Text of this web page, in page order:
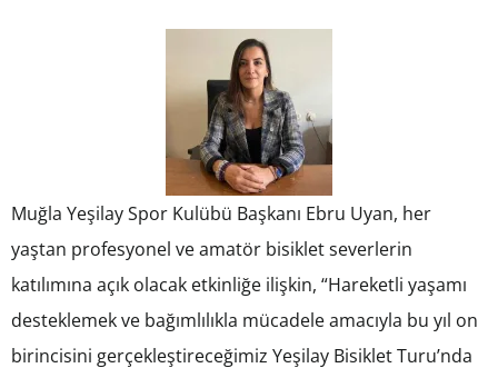
Muğla Yeşilay Spor Kulübü Başkanı Ebru Uyan, her
yaştan profesyonel ve amatör bisiklet severlerin
katılımına açık olacak etkinliğe ilişkin, “Hareketli yaşamı
desteklemek ve bağımlılıkla mücadele amacıyla bu yıl on
birincisini gerçekleştireceğimiz Yeşilay Bisiklet Turu’nda